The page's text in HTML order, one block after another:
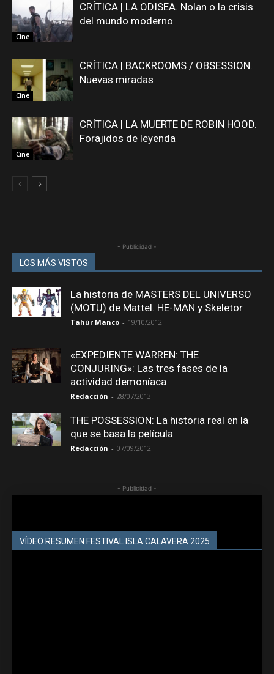
Cine
CRÍTICA | LA ODISEA. Nolan o la crisis
del mundo moderno
Cine
CRÍTICA | BACKROOMS / OBSESSION.
Nuevas miradas
Cine
CRÍTICA | LA MUERTE DE ROBIN HOOD.
Forajidos de leyenda
- Publicidad -
LOS MÁS VISTOS
La historia de MASTERS DEL UNIVERSO
(MOTU) de Mattel. HE-MAN y Skeletor
Tahúr Manco - 19/10/2012
«EXPEDIENTE WARREN: THE
CONJURING»: Las tres fases de la
actividad demoníaca
Redacción - 28/07/2013
THE POSSESSION: La historia real en la
que se basa la película
Redacción - 07/09/2012
- Publicidad -
VÍDEO RESUMEN FESTIVAL ISLA CALAVERA 2025